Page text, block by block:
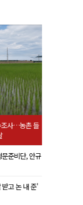
조사…농촌 들
준비단, 안규
고 논 내 준'